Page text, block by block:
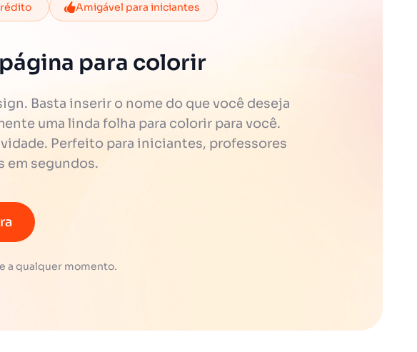
Amigável para iniciantes
para colorir
Basta inserir o nome do que você deseja
uma linda folha para colorir para você.
Perfeito para iniciantes, professores
em segundos.
a qualquer momento.